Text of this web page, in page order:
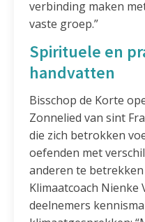
verbinding maken
vaste groep.”
Spirituele en
handvatten
Bisschop de Korte
Zonnelied van sint
die zich betrokken
oefenden met
anderen te
Klimaatcoach Nienke
deelnemers